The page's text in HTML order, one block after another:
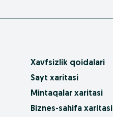
Xavfsizlik qoidalari
Sayt xaritasi
Mintaqalar xaritasi
Biznes-sahifa xaritasi